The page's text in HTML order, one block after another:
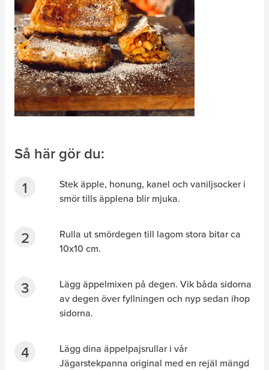
Så här gör du:
Stek äpple, honung, kanel och vaniljsocker i
smör tills äpplena blir mjuka.
Rulla ut smördegen till lagom stora bitar ca
10x10 cm.
Lägg äppelmixen på degen. Vik båda sidorna
av degen över fyllningen och nyp sedan ihop
sidorna.
Lägg dina äppelpajsrullar i vår
Jägarstekpanna original med en rejäl mängd